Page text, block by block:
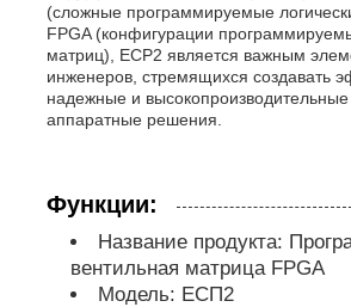
PSRAM Chip
Чип SRAM
Никакой вспышки
Микросхема EPROM
(сложные программируемые
FPGA (конфигурации
матриц), ECP2 является важным
инженеров, стремящихся создавать
надежные и
аппаратные решения.
Функции:
Название продукта:
вентильная матрица FPGA
Модель: ЕСП2